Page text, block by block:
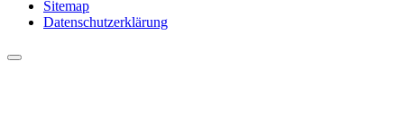
Sitemap
Datenschutzerklärung